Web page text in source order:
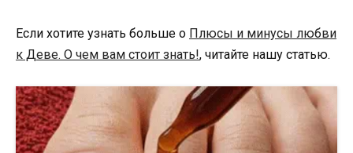
Если хотите узнать больше о Плюсы и минусы любви
к Деве. О чем вам стоит знать!, читайте нашу статью.